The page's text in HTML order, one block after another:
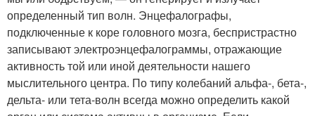
определенный тип волн. Энцефалографы,
подключенные к коре головного мозга, беспристрастно
записывают электроэнцефалограммы, отражающие
активность той или иной деятельности нашего
мыслительного центра. По типу колебаний альфа-, бета-,
дельта- или тета-волн всегда можно определить какой